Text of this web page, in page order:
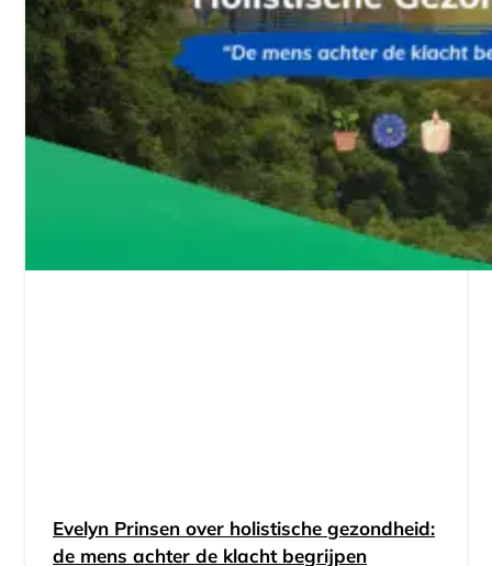
Evelyn Prinsen over holistische gezondheid:
de mens achter de klacht begrijpen